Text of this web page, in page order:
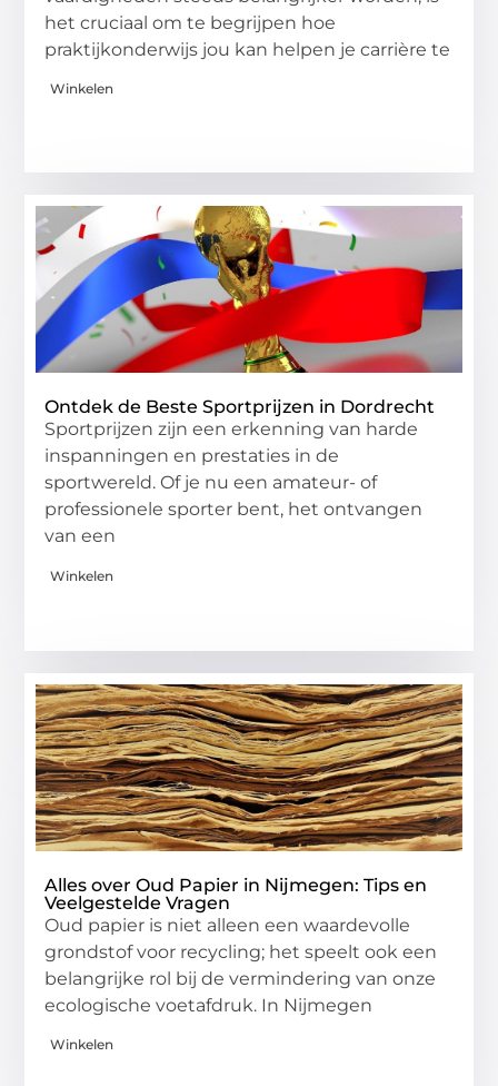
het cruciaal om te begrijpen hoe
praktijkonderwijs jou kan helpen je carrière te
Winkelen
Ontdek de Beste Sportprijzen in Dordrecht
Sportprijzen zijn een erkenning van harde
inspanningen en prestaties in de
sportwereld. Of je nu een amateur- of
professionele sporter bent, het ontvangen
van een
Winkelen
Alles over Oud Papier in Nijmegen: Tips en
Veelgestelde Vragen
Oud papier is niet alleen een waardevolle
grondstof voor recycling; het speelt ook een
belangrijke rol bij de vermindering van onze
ecologische voetafdruk. In Nijmegen
Winkelen